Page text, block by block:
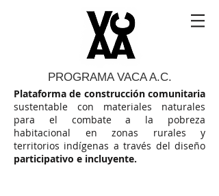
PROGRAMA VACA A.C.
Plataforma de construcción comunitaria
sustentable con materiales naturales
para el combate a la pobreza
habitacional en zonas rurales y
territorios indígenas a través del diseño
participativo e incluyente.